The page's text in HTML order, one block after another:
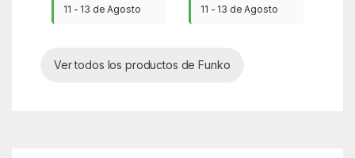
11 - 13 de Agosto
11 - 13 de Agosto
Ver todos los productos de Funko